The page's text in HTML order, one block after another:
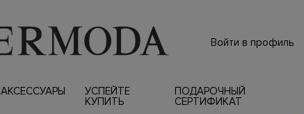
Войти в профиль
АКСЕССУАРЫ
УСПЕЙТЕ
КУПИТЬ
ПОДАРОЧНЫЙ
СЕРТИФИКАТ